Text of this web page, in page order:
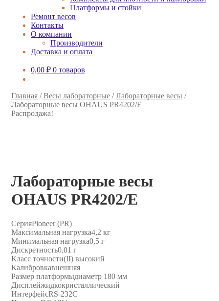
Платформы и стойки
Ремонт весов
Контакты
О компании
Производители
Доставка и оплата
0,00 ₽ 0 товаров
Главная /Весы лабораторные /Лабораторные весы /
Лабораторные весы OHAUS PR4202/E
Распродажа!
Лабораторные весы
OHAUS PR4202/E
СерияPioneer (PR)
Максимальная нагрузка4,2 кг
Минимальная нагрузка0,5 г
Дискретность0,01 г
Класс точности(II) высокий
Калибровкавнешняя
Размер платформыдиаметр 180 мм
Дисплейжидкокристаллический
ИнтерфейсRS-232C